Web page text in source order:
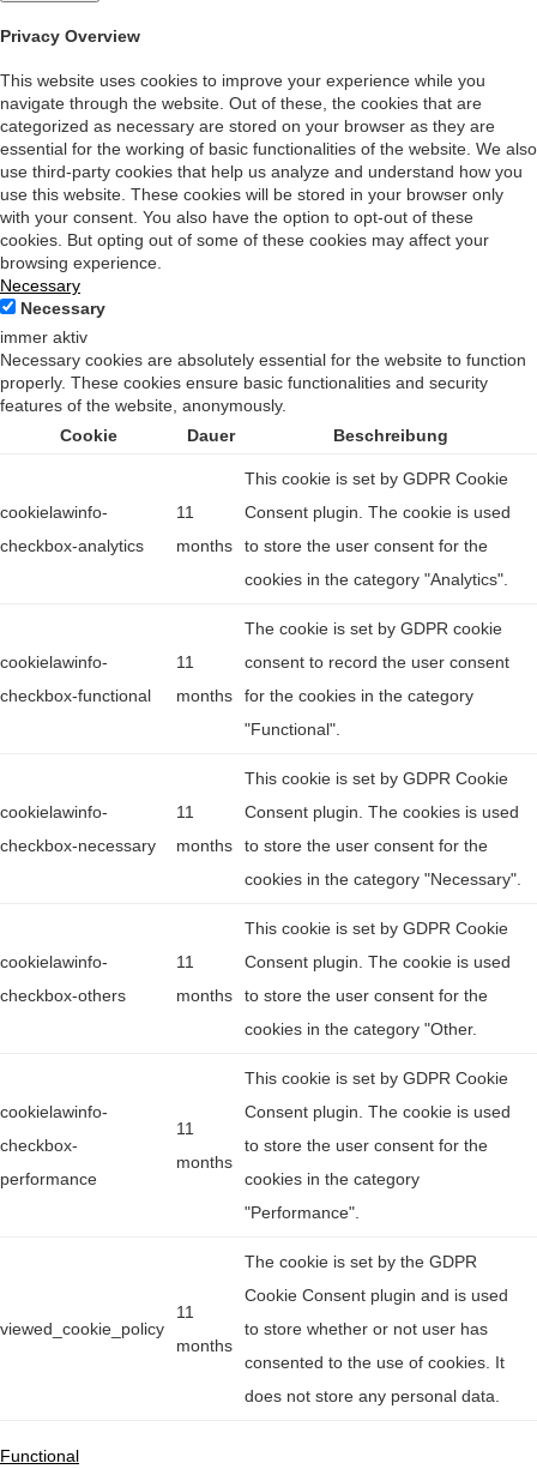
Privacy Overview
This website uses cookies to improve your experience while you
navigate through the website. Out of these, the cookies that are
categorized as necessary are stored on your browser as they are
essential for the working of basic functionalities of the website. We also
use third-party cookies that help us analyze and understand how you
use this website. These cookies will be stored in your browser only
with your consent. You also have the option to opt-out of these
cookies. But opting out of some of these cookies may affect your
browsing experience.
Necessary
Necessary
immer aktiv
Necessary cookies are absolutely essential for the website to function
properly. These cookies ensure basic functionalities and security
features of the website, anonymously.
Cookie
Dauer Beschreibung
cookielawinfo-
checkbox-analytics
11
months
This cookie is set by GDPR Cookie
Consent plugin. The cookie is used
to store the user consent for the
cookies in the category "Analytics".
cookielawinfo-
checkbox-functional
11
months
The cookie is set by GDPR cookie
consent to record the user consent
for the cookies in the category
"Functional".
cookielawinfo-
checkbox-necessary
11
months
This cookie is set by GDPR Cookie
Consent plugin. The cookies is used
to store the user consent for the
cookies in the category "Necessary".
cookielawinfo-
checkbox-others
11
months
This cookie is set by GDPR Cookie
Consent plugin. The cookie is used
to store the user consent for the
cookies in the category "Other.
cookielawinfo-
checkbox-
performance
11
months
This cookie is set by GDPR Cookie
Consent plugin. The cookie is used
to store the user consent for the
cookies in the category
"Performance".
viewed_cookie_policy
11
months
The cookie is set by the GDPR
Cookie Consent plugin and is used
to store whether or not user has
consented to the use of cookies. It
does not store any personal data.
Functional